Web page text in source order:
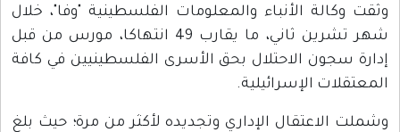
وكالة الأنباء والمعلومات الفلسطينية "وفا"، خلال
شهر تشرين ثاني، ما يقارب 49 انتهاكا، مورس من قبل
سجون الاحتلال بحق الأسرى الفلسطينيين في كافة
الإسرائيلية.
الاعتقال الإداري وتجديده لأكثر من مرة؛ حيث بلغ